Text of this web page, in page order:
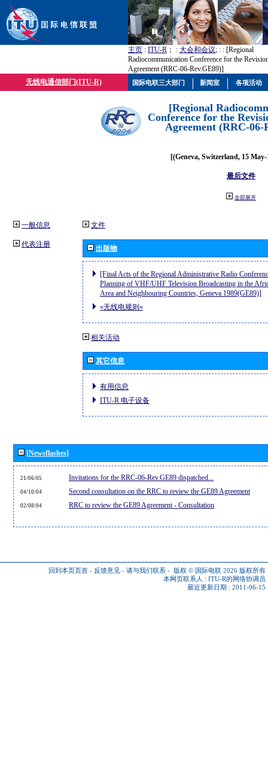
主页 : ITU-R ； : 大会和会议; : : [Regional
Radiocommunication Conference for the
Agreement (RRC-06-Rev.GE89)]
无线电通信部门(ITU-R)
[Regional
Conference for the
Agreement (RRC-06-
[(Geneva, Switzerland, 15
最后文件
全部展开
一般信息
代表注册
文件
出版物
[Final Acts of the Regional Administrative Radio
Planning of VHF/UHF Television Broadcasting in the
Area and Neighbouring Countries, Geneva 1989(GE89)]
«无线电规则»
相关活动
其它信息
有用信息
ITU-R 电子设备
[Newsflashes]
21/06/05 Invitations for the RRC-06-Rev.GE89 dispatched...
04/10/04 Second consultation on the RRC to review the GE89 Agreement
02/08/04 RRC to review the GE89 Agreement - Consultation
回到本页页首 - 反馈意见 - 请与我们联系 - 版权 © 国际电联 2026 版权所有
本网页联系人 : ITU-R的网络协调员
最近更新日期 : 2011-06-15
国际电联三大部门 新闻室 各项活动